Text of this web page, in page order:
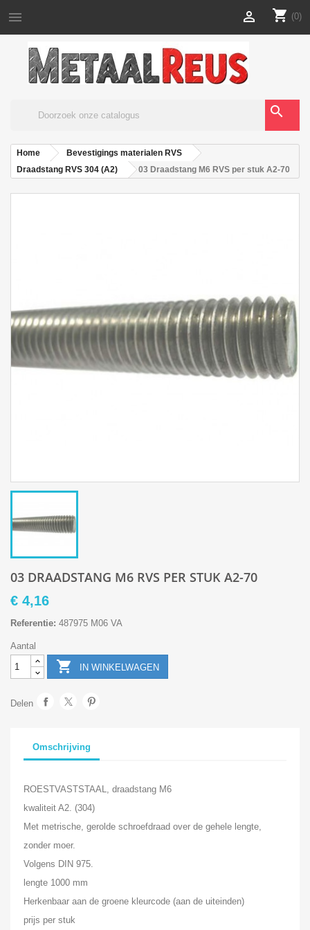
 shopping_cart (0)

search
Home
Bevestigings materialen RVS
Draadstang RVS 304 (A2)
03 Draadstang M6 RVS per stuk A2-70
03 DRAADSTANG M6 RVS PER STUK A2-70
€ 4,16
Referentie: 487975 M06 VA
Aantal
 IN WINKELWAGEN
Delen
Omschrijving
ROESTVASTSTAAL, draadstang M6
kwaliteit A2. (304)
Met metrische, gerolde schroefdraad over de gehele lengte,
zonder moer.
Volgens DIN 975.
lengte 1000 mm
Herkenbaar aan de groene kleurcode (aan de uiteinden)
prijs per stuk